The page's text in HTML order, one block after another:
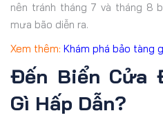
nên tránh tháng 7 và tháng 8
mưa bão diễn ra.
Xem thêm: Khám phá bảo tàng
Đến Biển Cửa
Gì Hấp Dẫn?